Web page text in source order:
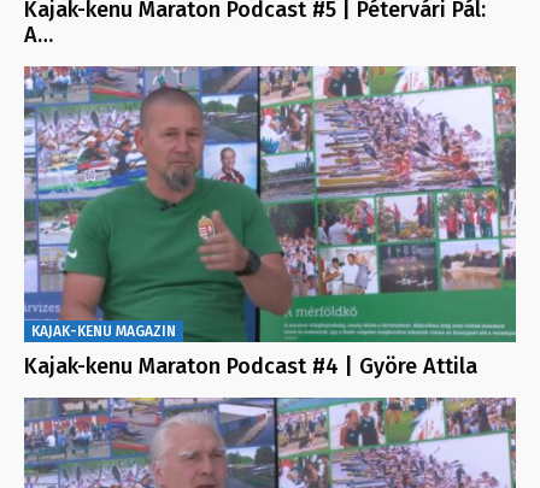
Kajak-kenu Maraton Podcast #5 | Pétervári Pál:
A…
KAJAK-KENU MAGAZIN
Kajak-kenu Maraton Podcast #4 | Györe Attila